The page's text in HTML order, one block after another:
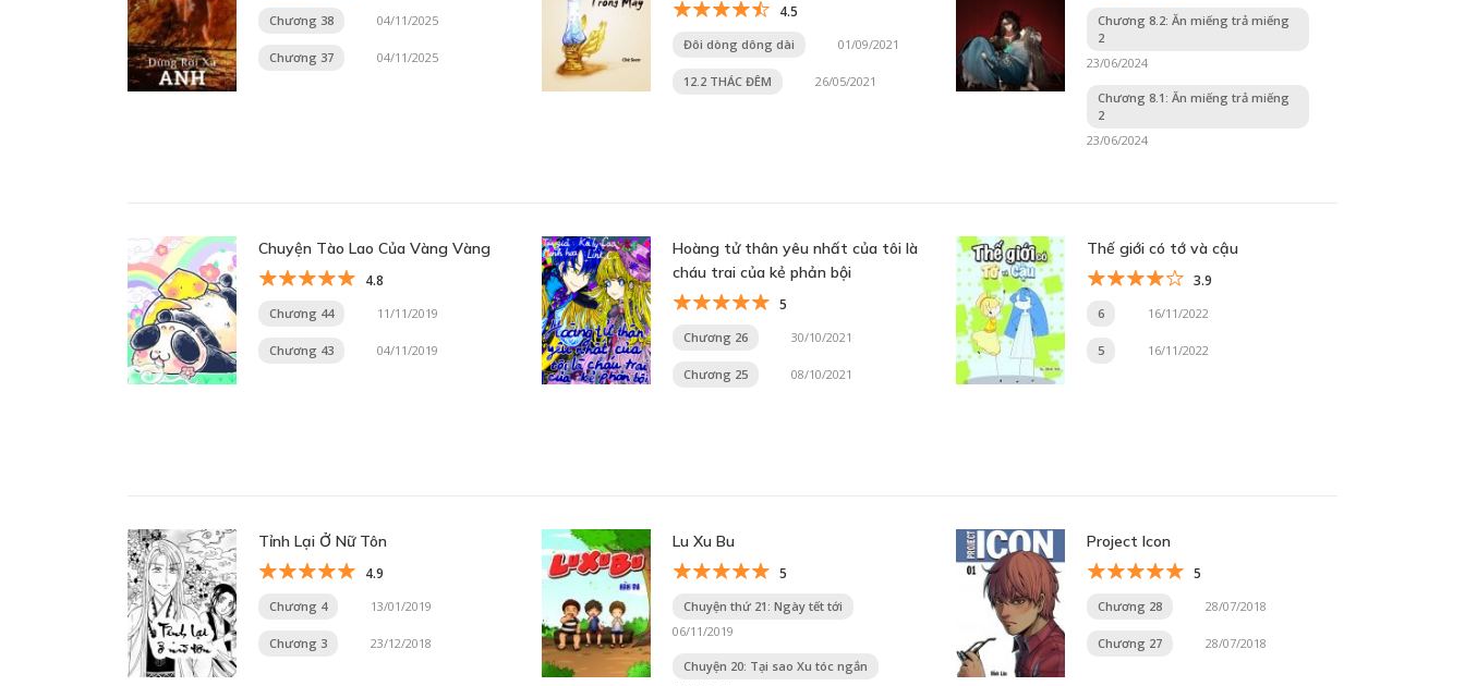
Chương 38 04/11/2025
Chương 37 04/11/2025
4.5
Đôi dòng dông dài 01/09/2021
12.2 THÁC ĐÊM 26/05/2021
Chương 8.2: Ăn miếng trả miếng
2
23/06/2024
Chương 8.1: Ăn miếng trả miếng
2
23/06/2024
Chuyện Tào Lao Của Vàng Vàng
4.8
Chương 44 11/11/2019
Chương 43 04/11/2019
Hoàng tử thân yêu nhất của tôi là
cháu trai của kẻ phản bội
5
Chương 26 30/10/2021
Chương 25 08/10/2021
Thế giới có tớ và cậu
3.9
6 16/11/2022
5 16/11/2022
Tỉnh Lại Ở Nữ Tôn
4.9
Chương 4 13/01/2019
Chương 3 23/12/2018
Lu Xu Bu
5
Chuyện thứ 21: Ngày tết tới
06/11/2019
Chuyện 20: Tại sao Xu tóc ngắn
Project Icon
5
Chương 28 28/07/2018
Chương 27 28/07/2018